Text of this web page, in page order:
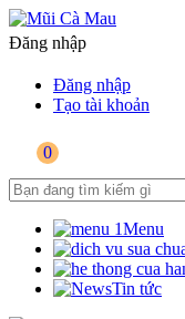
Đăng nhập
Đăng nhập
Tạo tài khoản
0
Menu
Tin tức